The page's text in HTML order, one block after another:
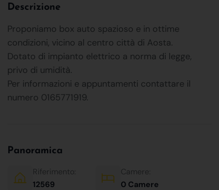
Descrizione
Proponiamo box auto spazioso e in ottime
condizioni, vicino al centro città di Aosta.
Dotato di impianto elettrico a norma di legge,
privo di umidità.
Per informazioni e appuntamenti contattare il
numero 0165771919.
Panoramica
Riferimento:
12569
Camere:
0 Camere